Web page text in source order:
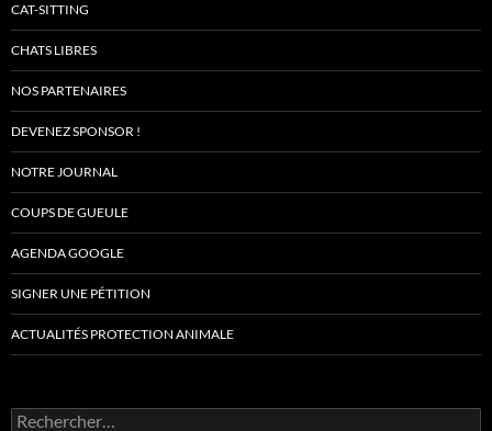
CAT-SITTING
CHATS LIBRES
NOS PARTENAIRES
DEVENEZ SPONSOR !
NOTRE JOURNAL
COUPS DE GUEULE
AGENDA GOOGLE
SIGNER UNE PÉTITION
ACTUALITÉS PROTECTION ANIMALE
Rechercher :